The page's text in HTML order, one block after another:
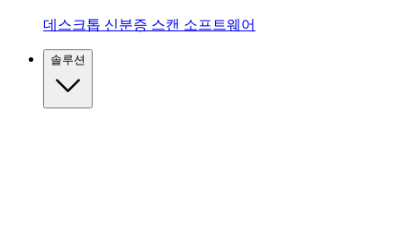
데스크톱 신분증 스캔 소프트웨어
솔루션